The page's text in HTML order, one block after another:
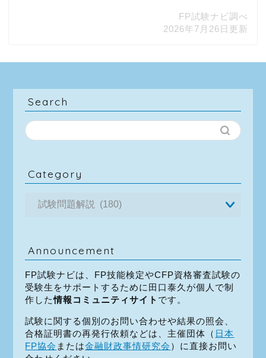
FP試験ナビ調べ
2026年7月26日更新
Search
Category
Announcement
FP試験ナビは、FP技能検定やCFP資格審査試験の
受験生をサポートするために田口泰久が個人で制
作した情報コミュニティサイト です。
試験に関する個別のお問い合わせや結果の照会、
合格証明書の再発行依頼などは、主催団体（ 日本
FP協会 または金融財政事情研究会 ）に直接お問い